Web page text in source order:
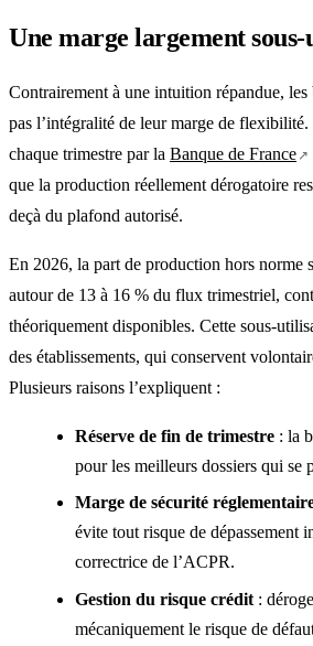
Une marge largement
Contrairement à une intuition répandue, les
pas l’intégralité de leur marge de
chaque trimestre par la Banque de France
que la production réellement dérogatoire
deçà du plafond autorisé.
En 2026, la part de production hors norme
autour de 13 à 16 % du flux trimestriel,
théoriquement disponibles. Cette sous-
des établissements, qui conservent
Plusieurs raisons l’expliquent :
Réserve de fin de trimestre : la
pour les meilleurs dossiers qui se
Marge de sécurité
évite tout risque de dépassement
correctrice de l’ACPR.
Gestion du risque crédit :
mécaniquement le risque de